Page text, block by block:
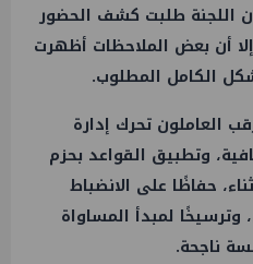
اللجنة طلبت كشف الحضور
أن بعض الملاحظات أظهرت
الكامل المطلوب.
العاملون تحرك إدارة
وتطبيق القواعد بحزم
حفاظًا على الانضباط
وترسيخًا لمبدأ المساواة
ناجحة.